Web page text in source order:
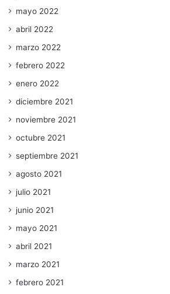
mayo 2022
abril 2022
marzo 2022
febrero 2022
enero 2022
diciembre 2021
noviembre 2021
octubre 2021
septiembre 2021
agosto 2021
julio 2021
junio 2021
mayo 2021
abril 2021
marzo 2021
febrero 2021